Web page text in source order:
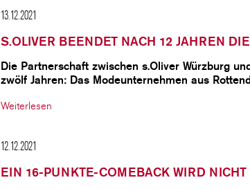
13.12.2021
S.OLIVER BEENDET NACH 12 JAHREN
Die Partnerschaft zwischen s.Oliver Würzburg
zwölf Jahren: Das Modeunternehmen aus
Weiterlesen
12.12.2021
EIN 16-PUNKTE-COMEBACK WIRD